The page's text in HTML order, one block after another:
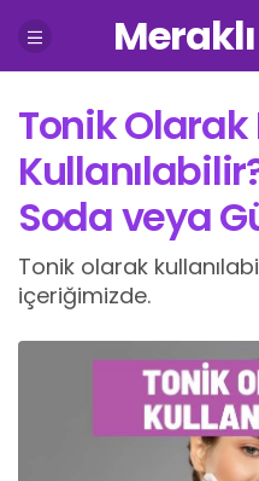
Tonik Olarak
Soda veya
Tonik olarak
içeriğimizde.